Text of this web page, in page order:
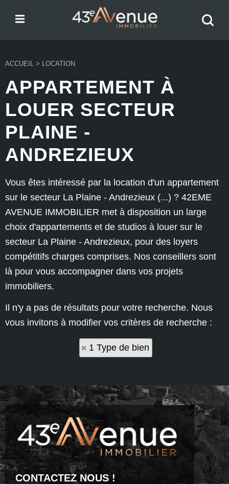
ACCUEIL > LOCATION
APPARTEMENT À
LOUER SECTEUR
PLAINE -
ANDREZIEUX
Vous êtes intéressé par la location d'un appartement
sur le secteur La Plaine - Andrezieux (...) ? 42EME
AVENUE IMMOBILIER met à disposition un large
choix d'appartements et de studios à louer sur le
secteur La Plaine - Andrezieux, pour des loyers
compétitifs charges comprises. Nos conseillers sont
là pour vous accompagner dans vos projets
immobiliers.
Il n'y a pas de résultats pour votre recherche. Nous
vous invitons à modifier vos critères de recherche :
1 Type de bien
CONTACTEZ NOUS !